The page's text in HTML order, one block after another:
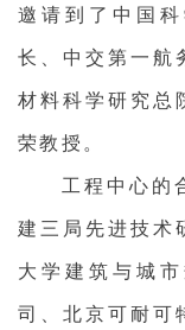
邀请到了中国
长、中交第一航
材料科学研究总
荣教授。
工程中心的
建三局先进技术
大学建筑与城
司、北京可耐可